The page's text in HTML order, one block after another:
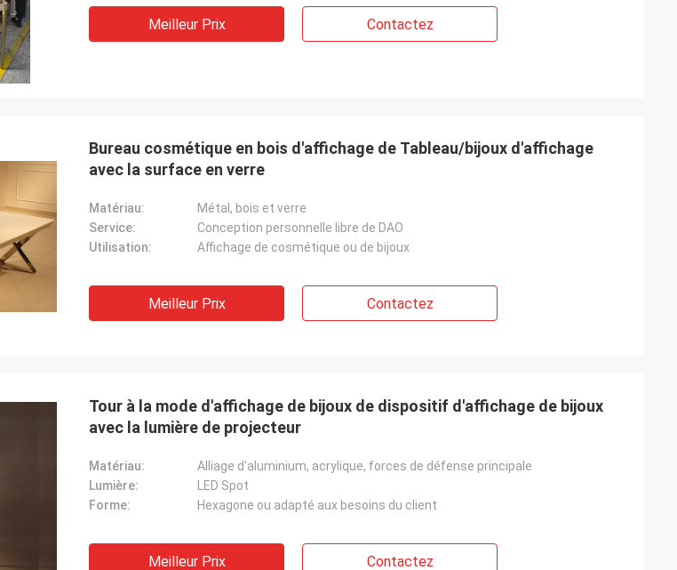
Meilleur Prix Contactez
Bureau cosmétique en bois d'affichage de Tableau/bijoux d'affichage
avec la surface en verre
Matériau:
Métal, bois et verre
Service:
Conception personnelle libre de DAO
Utilisation:
Affichage de cosmétique ou de bijoux
Meilleur Prix Contactez
Tour à la mode d'affichage de bijoux de dispositif d'affichage de bijoux
avec la lumière de projecteur
Matériau:
Alliage d'aluminium, acrylique, forces de défense principale
Lumière:
LED Spot
Forme:
Hexagone ou adapté aux besoins du client
Meilleur Prix Contactez